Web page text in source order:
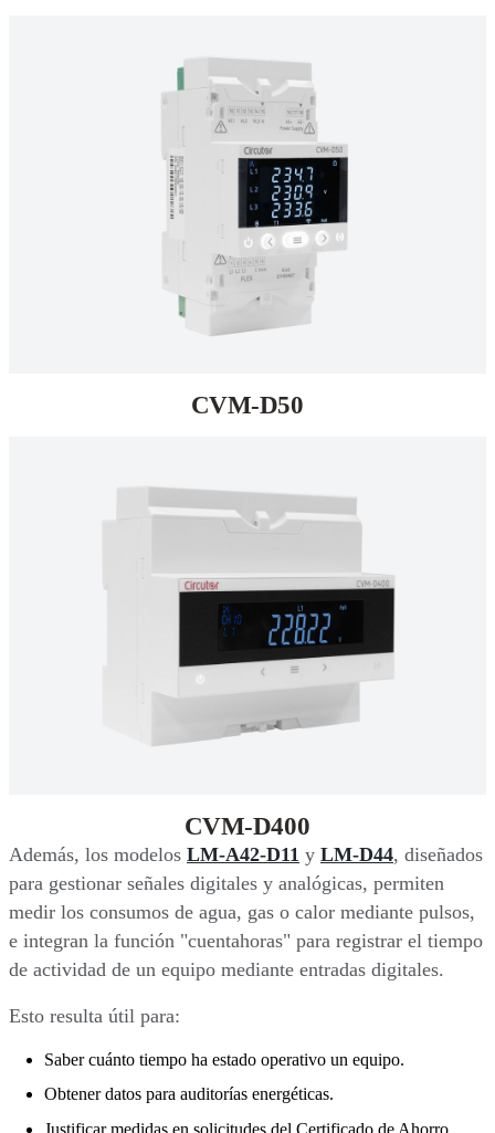
CVM-D50
CVM-D400
Además, los modelos LM-A42-D11 y LM-D44, diseñados
para gestionar señales digitales y analógicas, permiten
medir los consumos de agua, gas o calor mediante pulsos,
e integran la función "cuentahoras" para registrar el tiempo
de actividad de un equipo mediante entradas digitales.
Esto resulta útil para:
Saber cuánto tiempo ha estado operativo un equipo.
Obtener datos para auditorías energéticas.
Justificar medidas en solicitudes del Certificado de Ahorro